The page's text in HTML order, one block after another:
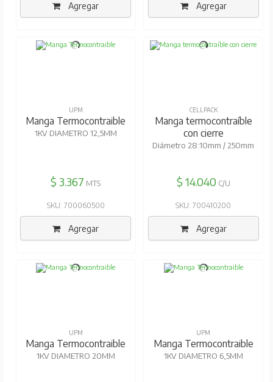
Agregar Agregar
UPM
Manga Termocontraible
1KV DIAMETRO 12,5MM
$ 3.367 MTS
SKU: 700060500
Agregar
CELLPACK
Manga termocontraíble
con cierre
Diámetro 28:10mm / 250mm
$ 14.040C/U
SKU: 700410200
Agregar
UPM
Manga Termocontraible
1KV DIAMETRO 20MM
UPM
Manga Termocontraible
1KV DIAMETRO 6,5MM